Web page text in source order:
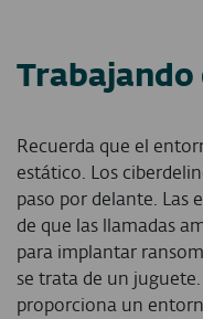
Trabajando
Recuerda que el
estático. Los
paso por delante. Las
de que las llamadas
para implantar
se trata de un
proporciona un